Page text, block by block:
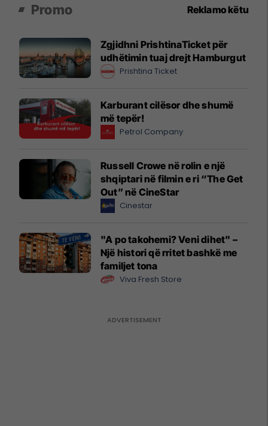
Promo Reklamo këtu
Zgjidhni PrishtinaTicket për
udhëtimin tuaj drejt Hamburgut
Prishtina Ticket
Karburant cilësor dhe shumë
më tepër!
Petrol Company
Russell Crowe në rolin e një
shqiptari në filmin e ri “The Get
Out” në CineStar
Cinestar
"A po takohemi? Veni dihet" –
Një histori që rritet bashkë me
familjet tona
Viva Fresh Store